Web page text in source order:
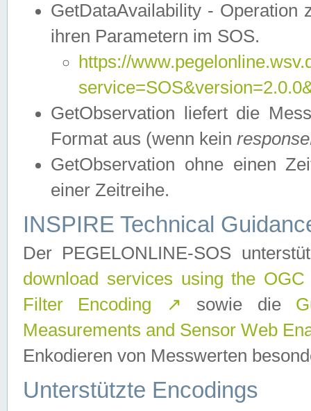
GetDataAvailability - Operation
ihren Parametern im SOS.
https://
GetObservation liefert die
Format aus (wenn kein
GetObservation ohne einen
einer Zeitreihe.
INSPIRE Technical
Der PEGELONLINE-SOS
download services using the
Filter Encoding
↗ sowie die
Measurements and Sensor Web
Enkodieren von Messwerten
Unterstützte Encodings